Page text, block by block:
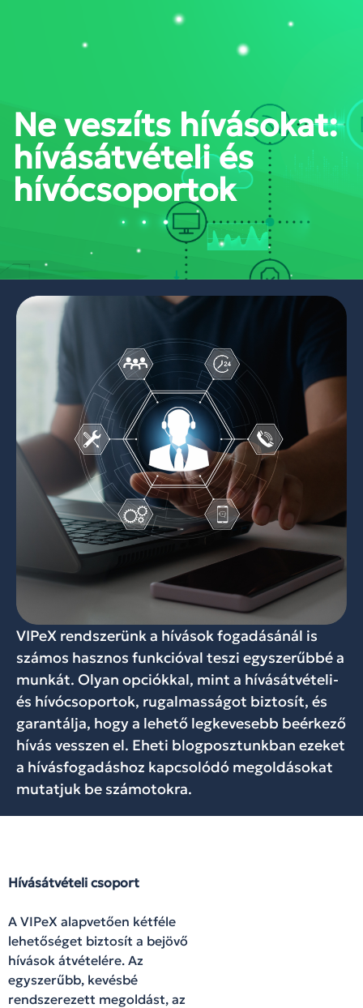
PORTÁL BELÉPÉS
Ne veszíts hívásokat:
hívásátvételi és
hívócsoportok
VIPeX rendszerünk a hívások fogadásánál is
számos hasznos funkcióval teszi egyszerűbbé a
munkát. Olyan opciókkal, mint a hívásátvételi-
és hívócsoportok, rugalmasságot biztosít, és
garantálja, hogy a lehető legkevesebb beérkező
hívás vesszen el. Eheti blogposztunkban ezeket
a hívásfogadáshoz kapcsolódó megoldásokat
mutatjuk be számotokra.
Hívásátvételi csoport
A VIPeX alapvetően kétféle
lehetőséget biztosít a bejövő
hívások átvételére. Az
egyszerűbb, kevésbé
rendszerezett megoldást, az